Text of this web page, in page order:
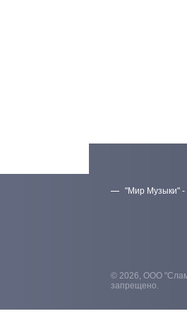
"Мир Музыки" -
© 2026, ООО
запрещено.